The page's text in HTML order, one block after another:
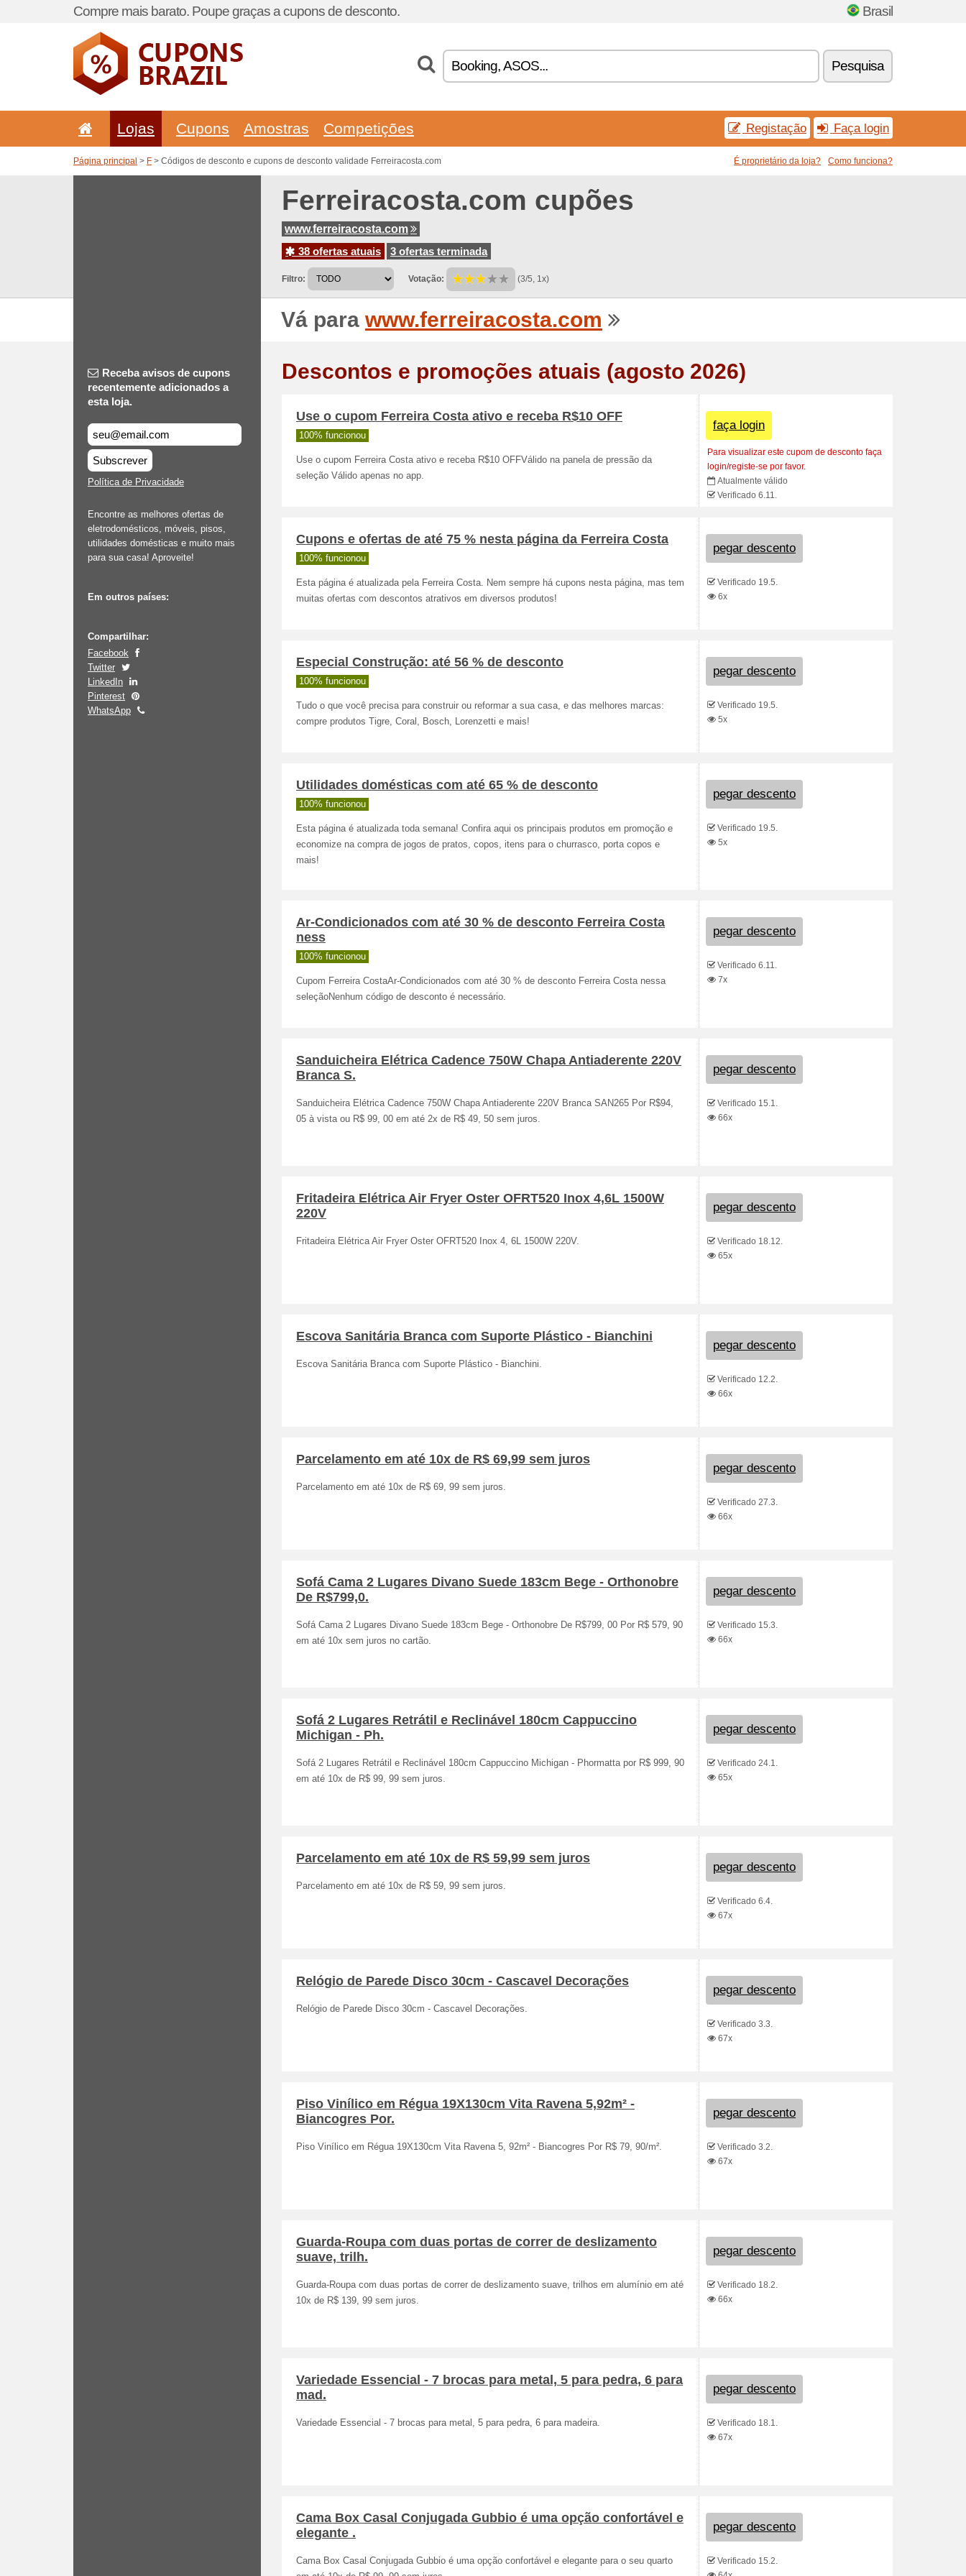
Compre mais barato. Poupe graças a cupons de desconto. Brasil
Pesquisa
Lojas Cupons Amostras Competições Registação Faça login
Página principal > F > Códigos de desconto e cupons de desconto validade Ferreiracosta.com É proprietário da loja? Como funciona?
Ferreiracosta.com cupões
www.ferreiracosta.com
38 ofertas atuais
3 ofertas terminada
Filtro: Votação: (3/5, 1x)
Vá para www.ferreiracosta.com
Receba avisos de cupons
recentemente adicionados a
esta loja.
Subscrever
Política de Privacidade
Encontre as melhores ofertas de
eletrodomésticos, móveis, pisos,
utilidades domésticas e muito mais
para sua casa! Aproveite!
Em outros países:
Compartilhar:
Facebook
Twitter
LinkedIn
Pinterest
WhatsApp
Descontos e promoções atuais (agosto 2026)
Use o cupom Ferreira Costa ativo e receba R$10 OFF
100% funcionou
Use o cupom Ferreira Costa ativo e receba R$10 OFFVálido na panela de pressão da
seleção Válido apenas no app.
faça login
Para visualizar este cupom de desconto faça
login/registe-se por favor.
Atualmente válido
Verificado 6.11.
Cupons e ofertas de até 75 % nesta página da Ferreira Costa
100% funcionou
Esta página é atualizada pela Ferreira Costa. Nem sempre há cupons nesta página, mas tem
muitas ofertas com descontos atrativos em diversos produtos!
pegar descento
Verificado 19.5.
6x
Especial Construção: até 56 % de desconto
100% funcionou
Tudo o que você precisa para construir ou reformar a sua casa, e das melhores marcas:
compre produtos Tigre, Coral, Bosch, Lorenzetti e mais!
pegar descento
Verificado 19.5.
5x
Utilidades domésticas com até 65 % de desconto
100% funcionou
Esta página é atualizada toda semana! Confira aqui os principais produtos em promoção e
economize na compra de jogos de pratos, copos, itens para o churrasco, porta copos e
mais!
pegar descento
Verificado 19.5.
5x
Ar-Condicionados com até 30 % de desconto Ferreira Costa
ness
100% funcionou
Cupom Ferreira CostaAr-Condicionados com até 30 % de desconto Ferreira Costa nessa
seleçãoNenhum código de desconto é necessário.
pegar descento
Verificado 6.11.
7x
Sanduicheira Elétrica Cadence 750W Chapa Antiaderente 220V
Branca S.
Sanduicheira Elétrica Cadence 750W Chapa Antiaderente 220V Branca SAN265 Por R$94,
05 à vista ou R$ 99, 00 em até 2x de R$ 49, 50 sem juros.
pegar descento
Verificado 15.1.
66x
Fritadeira Elétrica Air Fryer Oster OFRT520 Inox 4,6L 1500W
220V
Fritadeira Elétrica Air Fryer Oster OFRT520 Inox 4, 6L 1500W 220V.
pegar descento
Verificado 18.12.
65x
Escova Sanitária Branca com Suporte Plástico - Bianchini
Escova Sanitária Branca com Suporte Plástico - Bianchini.
pegar descento
Verificado 12.2.
66x
Parcelamento em até 10x de R$ 69,99 sem juros
Parcelamento em até 10x de R$ 69, 99 sem juros.
pegar descento
Verificado 27.3.
66x
Sofá Cama 2 Lugares Divano Suede 183cm Bege - Orthonobre
De R$799,0.
Sofá Cama 2 Lugares Divano Suede 183cm Bege - Orthonobre De R$799, 00 Por R$ 579, 90
em até 10x sem juros no cartão.
pegar descento
Verificado 15.3.
66x
Sofá 2 Lugares Retrátil e Reclinável 180cm Cappuccino
Michigan - Ph.
Sofá 2 Lugares Retrátil e Reclinável 180cm Cappuccino Michigan - Phormatta por R$ 999, 90
em até 10x de R$ 99, 99 sem juros.
pegar descento
Verificado 24.1.
65x
Parcelamento em até 10x de R$ 59,99 sem juros
Parcelamento em até 10x de R$ 59, 99 sem juros.
pegar descento
Verificado 6.4.
67x
Relógio de Parede Disco 30cm - Cascavel Decorações
Relógio de Parede Disco 30cm - Cascavel Decorações.
pegar descento
Verificado 3.3.
67x
Piso Vinílico em Régua 19X130cm Vita Ravena 5,92m² -
Biancogres Por.
Piso Vinílico em Régua 19X130cm Vita Ravena 5, 92m² - Biancogres Por R$ 79, 90/m².
pegar descento
Verificado 3.2.
67x
Guarda-Roupa com duas portas de correr de deslizamento
suave, trilh.
Guarda-Roupa com duas portas de correr de deslizamento suave, trilhos em alumínio em até
10x de R$ 139, 99 sem juros.
pegar descento
Verificado 18.2.
66x
Variedade Essencial - 7 brocas para metal, 5 para pedra, 6 para
mad.
Variedade Essencial - 7 brocas para metal, 5 para pedra, 6 para madeira.
pegar descento
Verificado 18.1.
67x
Cama Box Casal Conjugada Gubbio é uma opção confortável e
elegante .
Cama Box Casal Conjugada Gubbio é uma opção confortável e elegante para o seu quarto
pegar descento
Verificado 15.2.